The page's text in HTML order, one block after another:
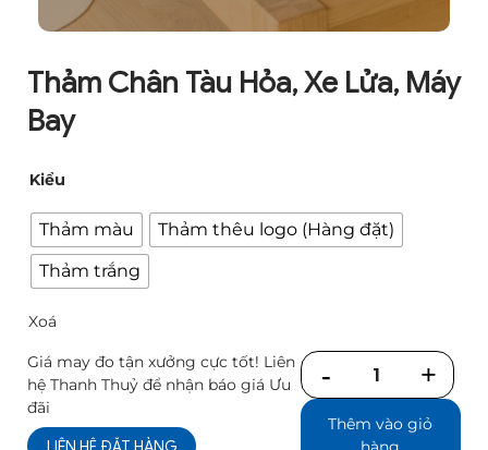
Thảm Chân Tàu Hỏa, Xe Lửa, Máy
Bay
Kiểu
Thảm màu
Thảm thêu logo (Hàng đặt)
Thảm trắng
Xoá
Giá may đo tận xưởng cực tốt! Liên
hệ Thanh Thuỷ để nhận báo giá Ưu
đãi
Số
lượng
Thêm vào giỏ